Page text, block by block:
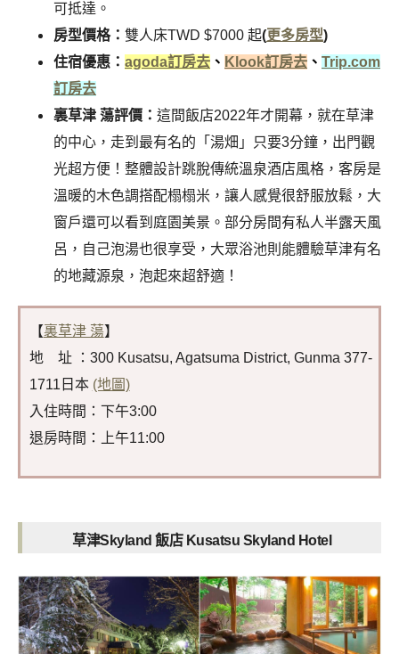
可抵達。
房型價格： 雙人床TWD $7000 起(更多房型)
住宿優惠： agoda訂房去 、 Klook訂房去 、 Trip.com
訂房去
裏草津 蕩評價： 這間飯店2022年才開幕，就在草津
的中心，走到最有名的「湯畑」只要3分鐘，出門觀
光超方便！整體設計跳脫傳統溫泉酒店風格，客房是
溫暖的木色調搭配榻榻米，讓人感覺很舒服放鬆，大
窗戶還可以看到庭園美景。部分房間有私人半露天風
呂，自己泡湯也很享受，大眾浴池則能體驗草津有名
的地藏源泉，泡起來超舒適！
【裏草津 蕩】
地 址 ：300 Kusatsu, Agatsuma District, Gunma 377-
1711日本 (地圖)
入住時間：下午3:00
退房時間：上午11:00
草津Skyland 飯店 Kusatsu Skyland Hotel